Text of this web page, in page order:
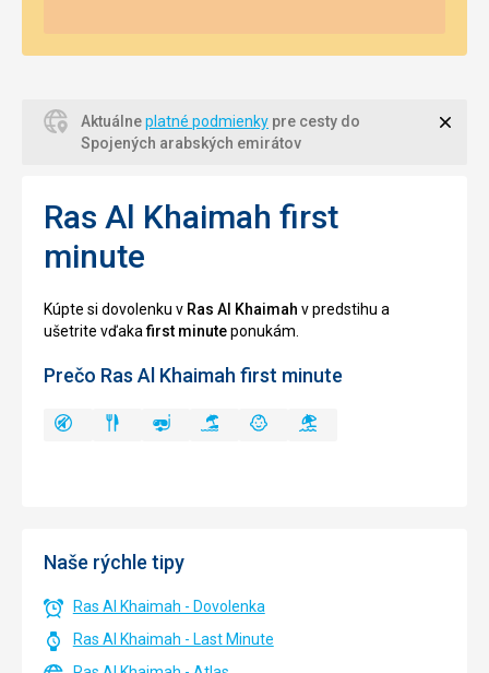
Aktuálneplatné podmienky pre cesty do
Spojených arabských emirátov
Ras Al Khaimah first
minute
Kúpte si dovolenku v Ras Al Khaimah v predstihu a
ušetrite vďakafirst minuteponukám.
Prečo Ras Al Khaimah first minute
Naše rýchle tipy
Ras Al Khaimah - Dovolenka
Ras Al Khaimah - Last Minute